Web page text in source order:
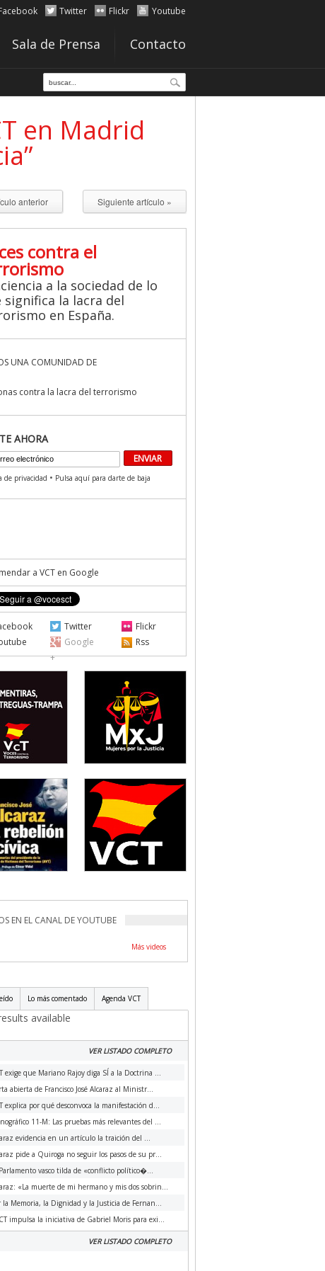
Twitter Flickr Youtube
Sala de Prensa Contacto
en Madrid
anterior Siguiente artículo »
contra el
a la sociedad de lo
significa la lacra del
en España.
UNA COMUNIDAD DE
contra la lacra del terrorismo
AHORA
de privacidad • Pulsa aquí para darte de baja
a VCT en Google
Twitter
Flickr
Google
+
Rss
EN EL CANAL DE YOUTUBE
Más videos
Lo más comentado Agenda VCT
available
VER LISTADO COMPLETO
exige que Mariano Rajoy diga SÍ a la Doctrina ...
abierta de Francisco José Alcaraz al Ministr...
explica por qué desconvoca la manifestación d...
11-M: Las pruebas más relevantes del ...
evidencia en un artículo la traición del ...
pide a Quiroga no seguir los pasos de su pr...
vasco tilda de «conflicto político�...
«La muerte de mi hermano y mis dos sobrin...
la Memoria, la Dignidad y la Justicia de Fernan...
impulsa la iniciativa de Gabriel Moris para exi...
VER LISTADO COMPLETO